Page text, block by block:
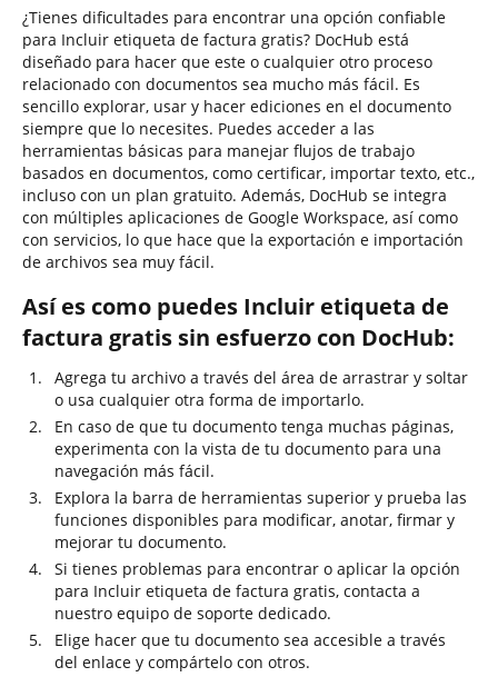
¿Tienes dificultades para encontrar una opción confiable
para Incluir etiqueta de factura gratis? DocHub está
diseñado para hacer que este o cualquier otro proceso
relacionado con documentos sea mucho más fácil. Es
sencillo explorar, usar y hacer ediciones en el documento
siempre que lo necesites. Puedes acceder a las
herramientas básicas para manejar flujos de trabajo
basados en documentos, como certificar, importar texto, etc.,
incluso con un plan gratuito. Además, DocHub se integra
con múltiples aplicaciones de Google Workspace, así como
con servicios, lo que hace que la exportación e importación
de archivos sea muy fácil.
Así es como puedes Incluir etiqueta de
factura gratis sin esfuerzo con DocHub:
Agrega tu archivo a través del área de arrastrar y soltar
o usa cualquier otra forma de importarlo.
En caso de que tu documento tenga muchas páginas,
experimenta con la vista de tu documento para una
navegación más fácil.
Explora la barra de herramientas superior y prueba las
funciones disponibles para modificar, anotar, firmar y
mejorar tu documento.
Si tienes problemas para encontrar o aplicar la opción
para Incluir etiqueta de factura gratis, contacta a
nuestro equipo de soporte dedicado.
Elige hacer que tu documento sea accesible a través
del enlace y compártelo con otros.